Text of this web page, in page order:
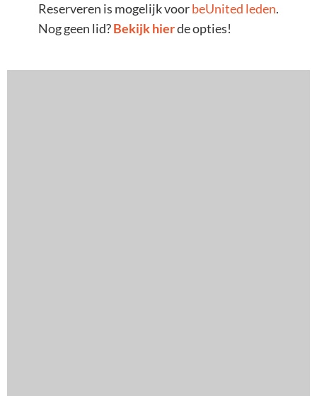
Reserveren is mogelijk voorbeUnited leden.
Nog geen lid?Bekijk hierde opties!